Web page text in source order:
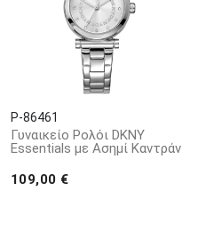
P-86461
Γυναικείο Ρολόι DKNY
Essentials με Ασημί Καντράν
109,00 €